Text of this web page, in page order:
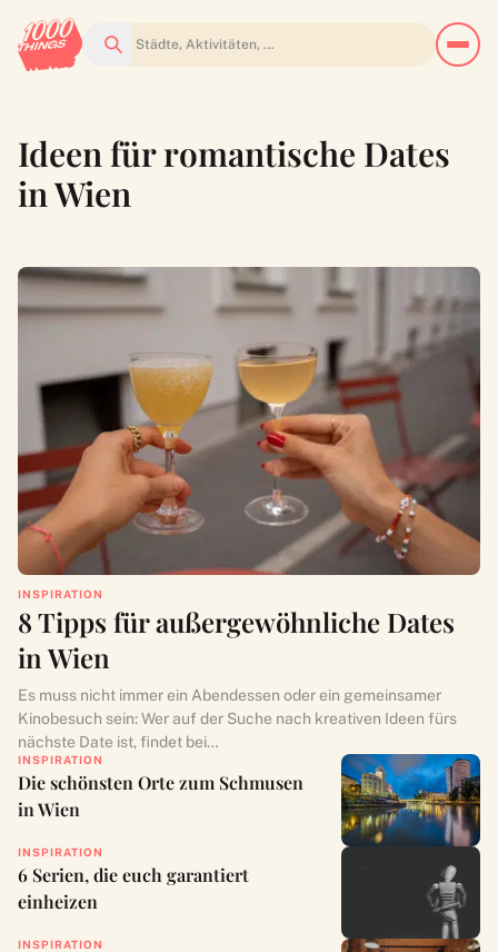
Suchen
Ideen für romantische Dates
in Wien
INSPIRATION
8 Tipps für außergewöhnliche Dates
in Wien
Es muss nicht immer ein Abendessen oder ein gemeinsamer
Kinobesuch sein: Wer auf der Suche nach kreativen Ideen fürs
nächste Date ist, findet bei…
INSPIRATION
Die schönsten Orte zum Schmusen
in Wien
INSPIRATION
6 Serien, die euch garantiert
einheizen
INSPIRATION